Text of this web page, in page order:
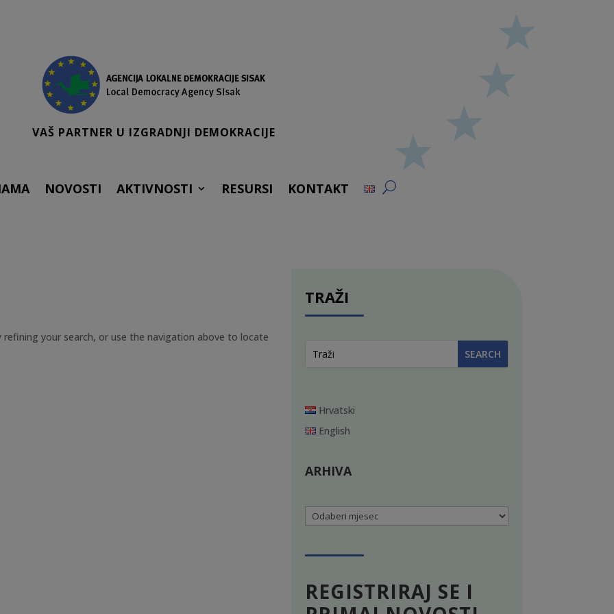
VAŠ PARTNER U IZGRADNJI DEMOKRACIJE
NOVOSTI AKTIVNOSTI RESURSI KONTAKT
your search, or use the navigation above to locate
TRAŽI
Hrvatski
English
ARHIVA
Arhiva
REGISTRIRAJ SE I